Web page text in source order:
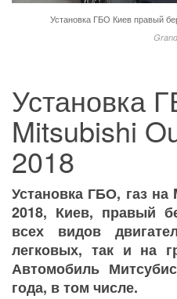
Установка ГБО Киев правый
Установка
Mitsubishi
2018
Установка ГБО, газ
2018, Киев, правый
всех видов
легковых, так и на
Автомобиль
года, в том числе.